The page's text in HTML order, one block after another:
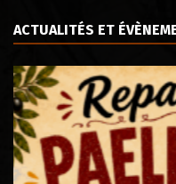
ACTUALITÉS ET